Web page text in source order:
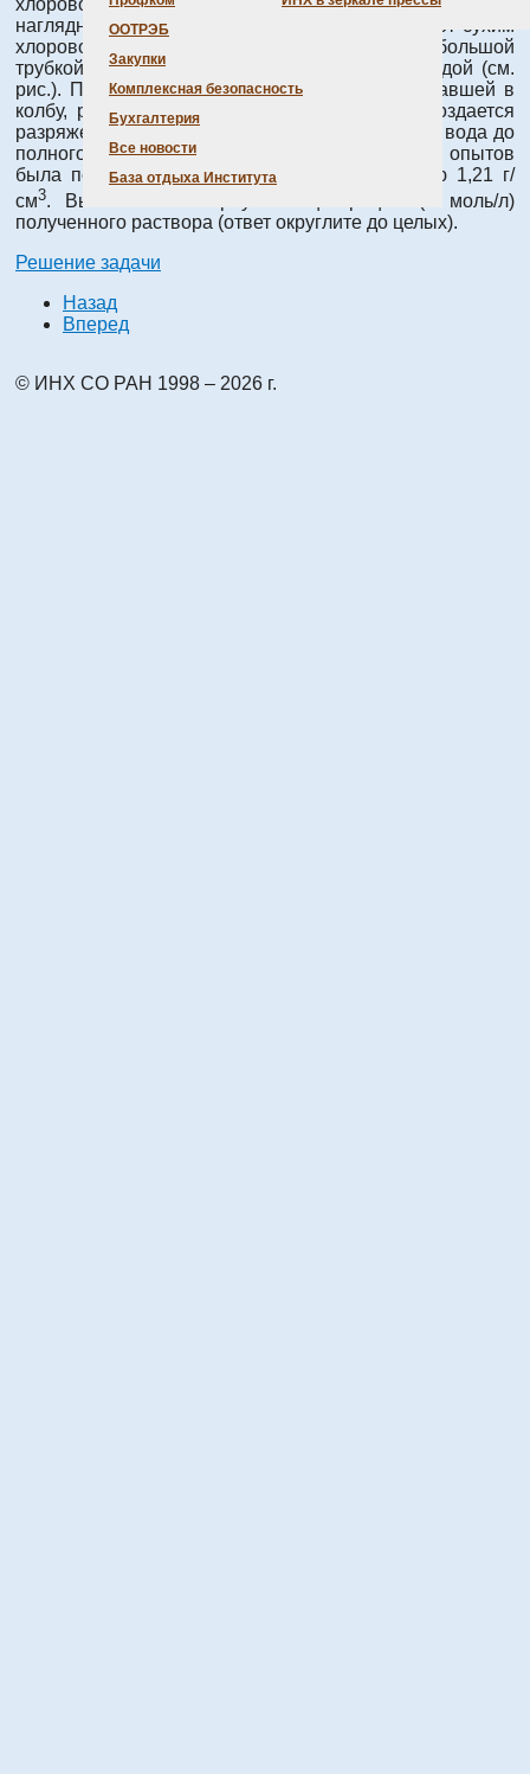
ООТРЭБ
Закупки
Комплексная безопасность
Бухгалтерия
Все новости
База отдыха Института
наглядно продемонстрировать. Колбу заполняют сухим
хлороводородом, закрывают пробкой с небольшой
трубкой, конец которой опускают в сосуд с водой (см.
рис.). При этом в первой же капле воды, попавшей в
колбу, растворяется хлороводород, в колбе создается
разряжение и из трубки «фонтаном» поступает вода до
полного заполнения колбы. В одном из таких опытов
была получена соляная кислота с плотностью 1,21 г/
см3. Вычислите молярную концентрацию (в моль/л)
полученного раствора (ответ округлите до целых).
Решение задачи
Назад
Вперед
© ИНХ СО РАН 1998 – 2026 г.